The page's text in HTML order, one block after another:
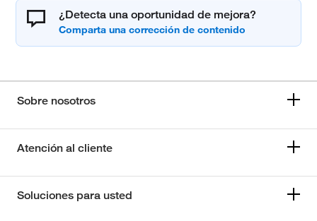
¿Detecta una oportunidad de mejora?
Sobre nosotros
Atención al cliente
Soluciones para usted